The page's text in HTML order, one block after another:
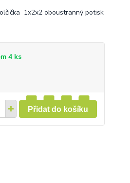
1x2x2 oboustranný potisk
4 ks
Přidat do košíku